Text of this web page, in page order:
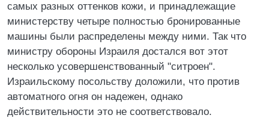
самых разных оттенков кожи, и принадлежащие
министерству четыре полностью бронированные
машины были распределены между ними. Так что
министру обороны Израиля достался вот этот
несколько усовершенствованный "ситроен".
Израильскому посольству доложили, что против
автоматного огня он надежен, однако
действительности это не соответствовало.